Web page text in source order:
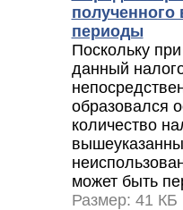
полученного
периоды
Поскольку
данный
образовался
количество
может быть
Размер: 41 КБ